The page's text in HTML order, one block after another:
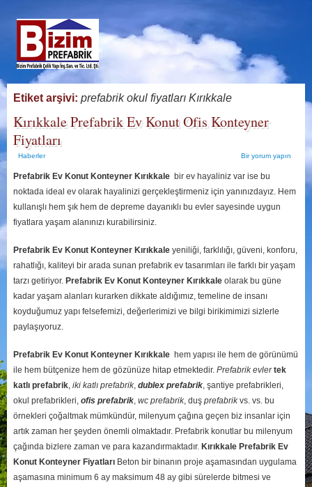
Etiket arşivi: prefabrik okul fiyatları Kırıkkale
Kırıkkale Prefabrik Ev Konut Ofis Konteyner
Fiyatları
Haberler Bir yorum yapın
Prefabrik Ev Konut Konteyner Kırıkkalebir ev hayaliniz var ise bu
noktada ideal ev olarak hayalinizi gerçekleştirmeniz için yanınızdayız. Hem
kullanışlı hem şık hem de depreme dayanıklı bu evler sayesinde uygun
fiyatlara yaşam alanınızı kurabilirsiniz.
Prefabrik Ev Konut Konteyner Kırıkkaleyeniliği, farklılığı, güveni, konforu,
rahatlığı, kaliteyi bir arada sunan prefabrik ev tasarımları ile farklı bir yaşam
tarzı getiriyor. Prefabrik Ev Konut Konteyner Kırıkkale olarak bu güne
kadar yaşam alanları kurarken dikkate aldığımız, temeline de insanı
koyduğumuz yapı felsefemizi, değerlerimizi ve bilgi birikimimizi sizlerle
paylaşıyoruz.
Prefabrik Ev Konut Konteyner Kırıkkalehem yapısı ile hem de görünümü
ile hem bütçenize hem de gözünüze hitap etmektedir. Prefabrik evler tek
katlı prefabrik, iki katlı prefabrik, dublex prefabrik, şantiye prefabrikleri,
okul prefabrikleri, ofis prefabrik, wc prefabrik, duş prefabrikvs. vs. bu
örnekleri çoğaltmak mümkündür, milenyum çağına geçen biz insanlar için
artık zaman her şeyden önemli olmaktadır. Prefabrik konutlar bu milenyum
çağında bizlere zaman ve para kazandırmaktadır. Kırıkkale Prefabrik Ev
Konut Konteyner Fiyatları Beton bir binanın proje aşamasından uygulama
aşamasına minimum 6 ay maksimum 48 ay gibi sürelerde bitmesi ve